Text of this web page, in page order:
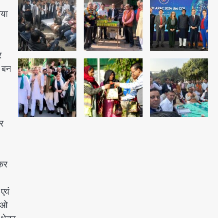
4
फ्रॉड
Avinash Kumar
5
Taylor Swift: ट्रंप कैंपेन-व्हाइट
हाउस पोस्ट से हटाए गए गाने, जानें पूरा
विवाद
Avinash Kumar